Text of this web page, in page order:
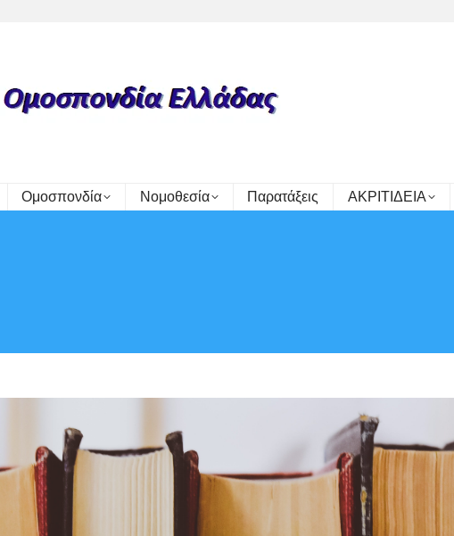
Ομοσπονδία Νομοθεσία Παρατάξεις ΑΚΡΙΤΙΔΕΙΑ